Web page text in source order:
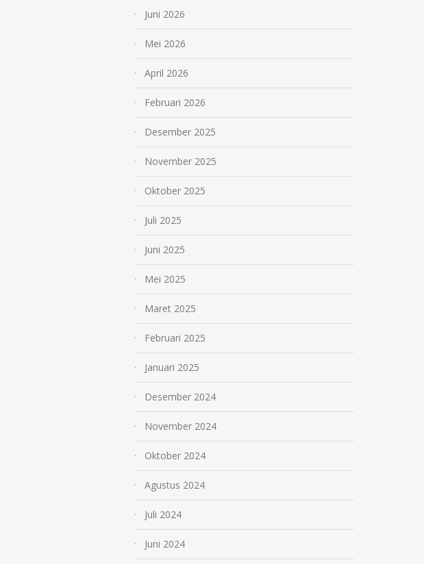
Juni 2026
Mei 2026
April 2026
Februari 2026
Desember 2025
November 2025
Oktober 2025
Juli 2025
Juni 2025
Mei 2025
Maret 2025
Februari 2025
Januari 2025
Desember 2024
November 2024
Oktober 2024
Agustus 2024
Juli 2024
Juni 2024